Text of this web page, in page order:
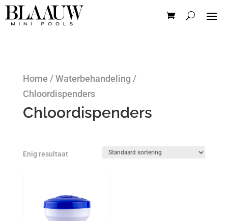
Home /Waterbehandeling /
Chloordispenders
Chloordispenders
Enig resultaat